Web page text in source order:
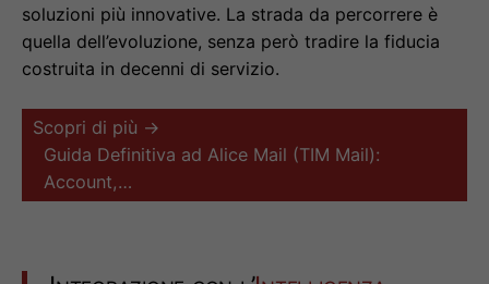
soluzioni più innovative. La strada da percorrere è
quella dell’evoluzione, senza però tradire la fiducia
costruita in decenni di servizio.
Scopri di più →
Guida Definitiva ad Alice Mail (TIM Mail):
Account,…